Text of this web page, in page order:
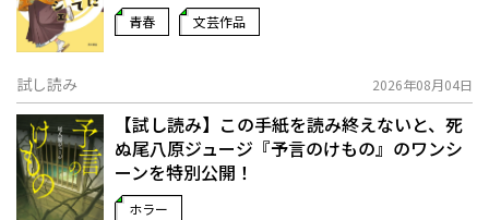
青春 文芸作品
試し読み 2026年08月04日
【試し読み】この手紙を読み終えないと、死
ぬ――尾八原ジュージ『予言のけもの』のワンシ
ーンを特別公開！
ホラー